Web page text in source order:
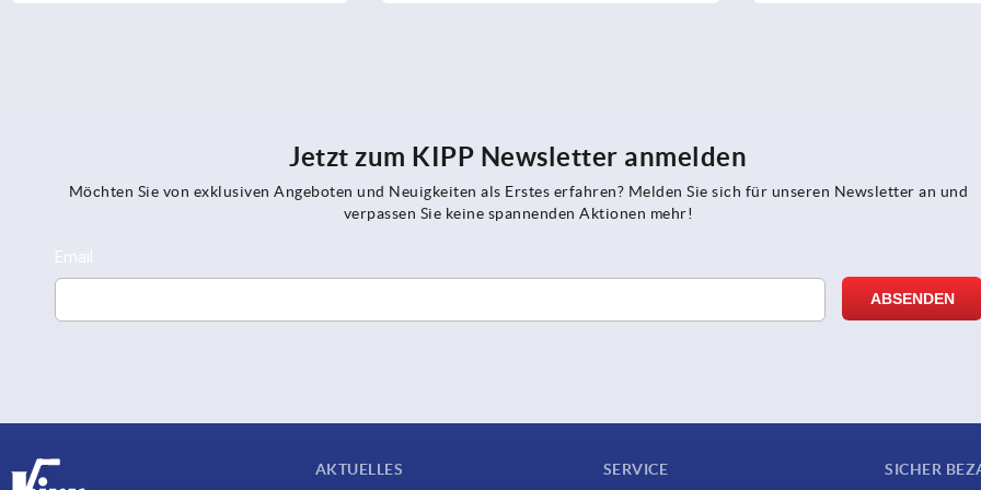
Jetzt zum KIPP Newsletter anmelden
Möchten Sie von exklusiven Angeboten und Neuigkeiten als Erstes erfahren? Melden Sie sich für unseren Newsletter an und
verpassen Sie keine spannenden Aktionen mehr!
AKTUELLES SERVICE SICHER